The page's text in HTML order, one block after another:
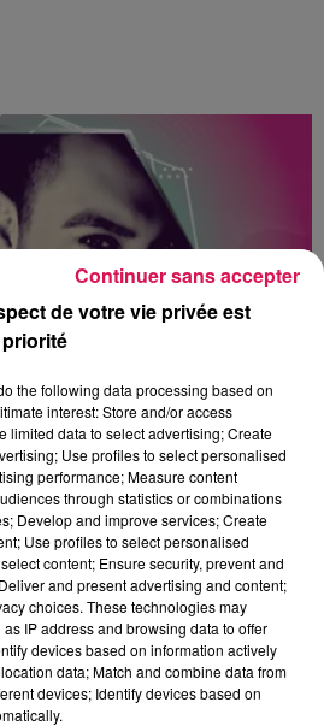
12h53
12h53
de votre vie privée est
the following data processing based on
interest: Store and/or access
limited data to select advertising; Create
Use profiles to select personalised
performance; Measure content
through statistics or combinations
Develop and improve services; Create
Use profiles to select personalised
content; Ensure security, prevent and
and present advertising and content;
choices. These technologies may
IP address and browsing data to offer
devices based on information actively
data; Match and combine data from
devices; Identify devices based on
Continuer sans accepter